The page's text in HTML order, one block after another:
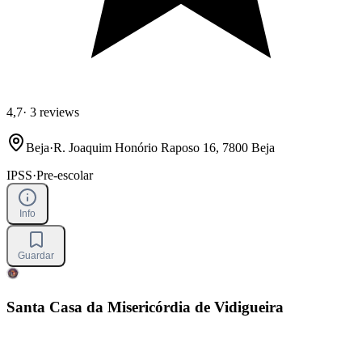
4,7· 3 reviews
Beja·R. Joaquim Honório Raposo 16, 7800 Beja
IPSS·Pre-escolar
Info
Guardar
Santa Casa da Misericórdia de Vidigueira